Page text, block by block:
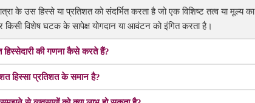
के उस हिस्से या प्रतिशत को संदर्भित करता है जो एक विशिष्ट तत्व या मूल्य का
किसी विशेष घटक के सापेक्ष योगदान या आवंटन को इंगित करता है।
की गणना कैसे करते हैं?
हिस्सा प्रतिशत के समान है?